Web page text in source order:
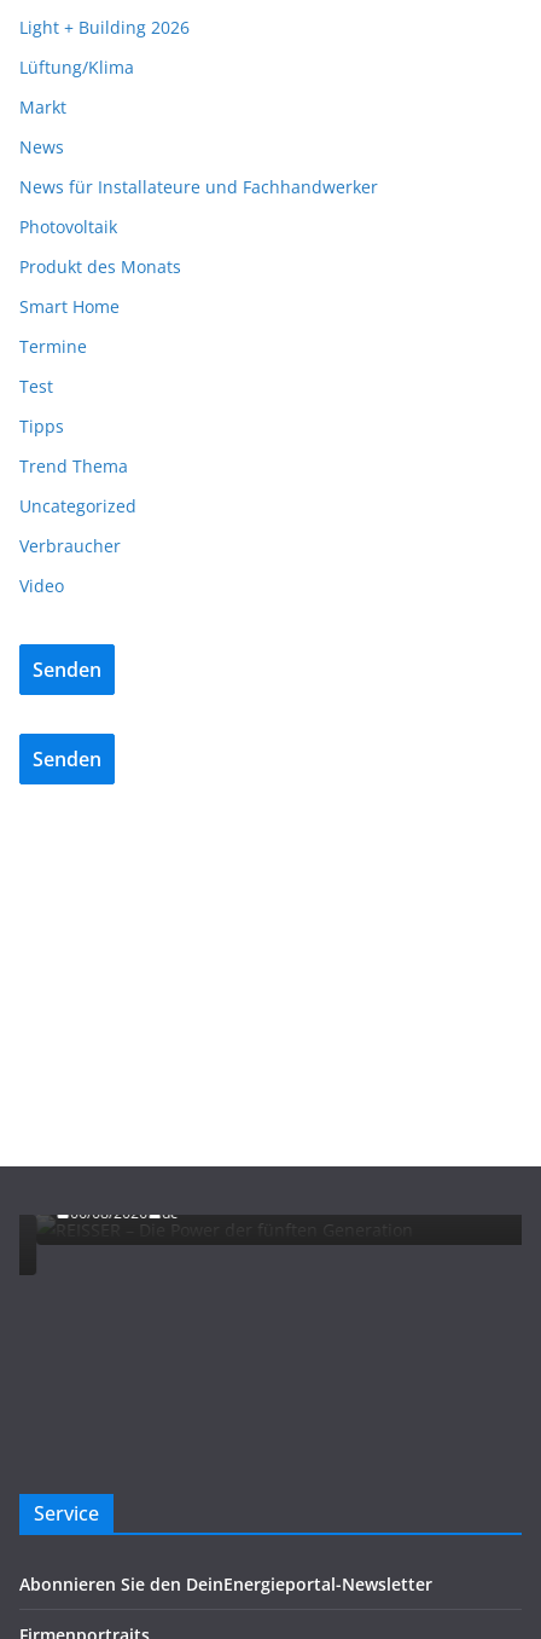
Light + Building 2026
Lüftung/Klima
Markt
News
News für Installateure und Fachhandwerker
Photovoltaik
Produkt des Monats
Smart Home
Termine
Test
Tipps
Trend Thema
Uncategorized
Verbraucher
Video
Senden
Senden
REISSER – Die Power der fünften Generation
06/08/2026 dc
Service
Abonnieren Sie den DeinEnergieportal-Newsletter